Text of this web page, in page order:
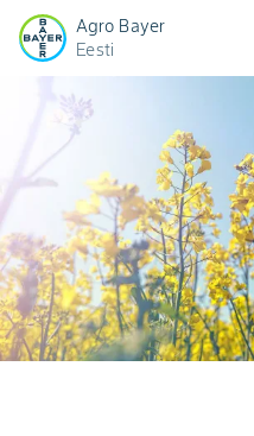
Agro Bayer
Eesti